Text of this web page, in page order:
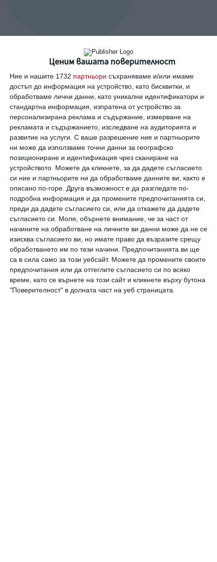
Ценим вашата поверителност
Ние и нашите 1732 партньори съхраняваме и/или имаме
достъп до информация на устройство, като бисквитки, и
обработваме лични данни, като уникални идентификатори и
стандартна информация, изпратена от устройство за
персонализирана реклама и съдържание, измерване на
рекламата и съдържанието, изследване на аудиторията и
развитие на услуги. С ваше разрешение ние и партньорите
ни може да използваме точни данни за географско
позициониране и идентификация чрез сканиране на
устройството. Можете да кликнете, за да дадете съгласието
си ние и партньорите ни да обработваме данните ви, както е
описано по-горе. Друга възможност е да разгледате по-
подробна информация и да промените предпочитанията си,
преди да дадете съгласието си, или да откажете да дадете
съгласието си.
Моля, обърнете внимание, че за част от
начините на обработване на личните ви данни може да не се
изисква съгласието ви, но имате право да възразите срещу
обработването им по тези начини. Предпочитанията ви ще
са в сила само за този уебсайт. Можете да промените своите
предпочитания или да оттеглите съгласието си по всяко
време, като се върнете на този сайт и кликнете върху бутона
"Поверителност" в долната част на уеб страницата.
A post shared by Christina Milian
(@christinamilian)
Кристина Милиан с децата си
Снимка:Instagram
Милиан е майка на 16-годишната Вайълет,
която споделя с бившия си съпруг The-Dream,
както и на синовете Кена, на 5 години, и
Исая, на 6 години, които са от връзката ѝ с
Покора. Актрисата призна също така, че по-
малките ѝ деца са по принцип двуезични,
което е направило преместването още по-
лесно за тях.